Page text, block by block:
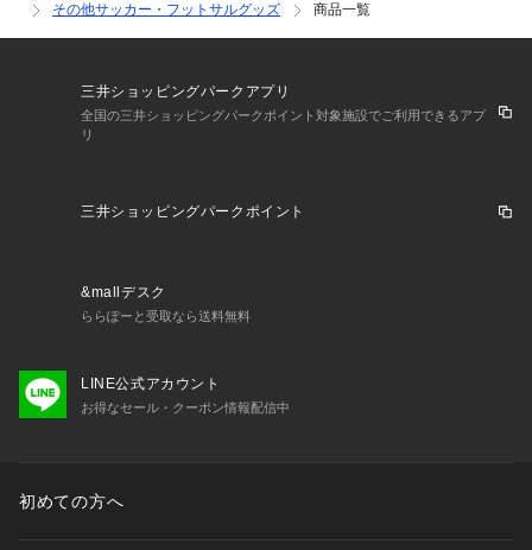
その他サッカー・フットサルグッズ
商品一覧
三井ショッピングパークアプリ
全国の三井ショッピングパークポイント対象施設でご利用できるアプ
リ
三井ショッピングパークポイント
&mallデスク
ららぽーと受取なら送料無料
LINE公式アカウント
お得なセール・クーポン情報配信中
初めての方へ